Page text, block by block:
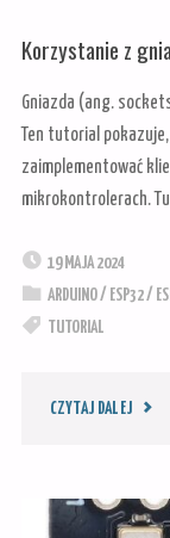
I
Korzystanie z
Gniazda (ang.
Ten tutorial
zaimplementować
mikrokontrolerach.
19 MAJA 2024
ARDUINO/ ESP32/
TUTORIAL
CZYTAJ DALEJ